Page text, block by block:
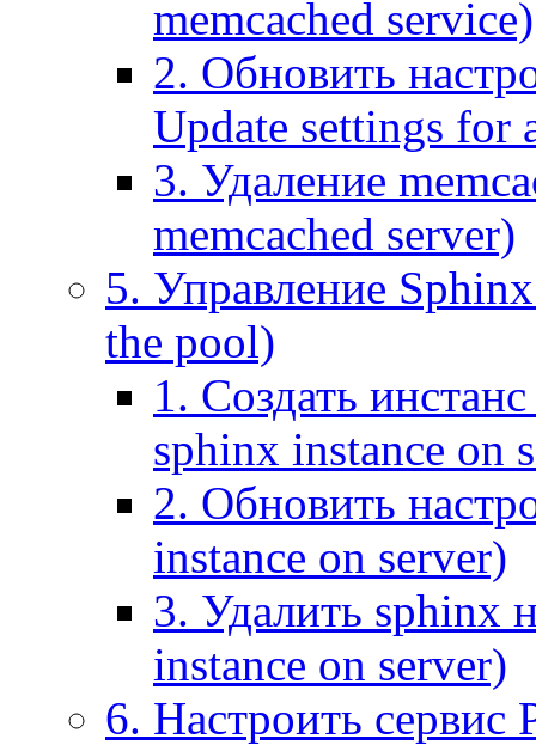
memcached service)
2. Обновить
Update settings for
3. Удаление
memcached server)
5. Управление
the pool)
1. Создать
sphinx instance on
2. Обновить
instance on server)
3. Удалить sphinx
instance on server)
6. Настроить